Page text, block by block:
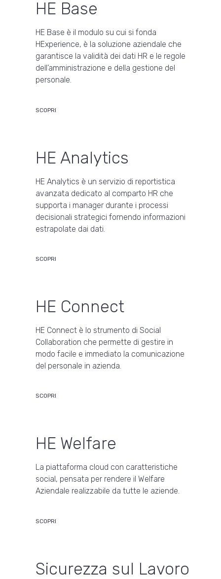
HE Base
HE Base è il modulo su cui si fonda
HExperience, è la soluzione aziendale che
garantisce la validità dei dati HR e le regole
dell’amministrazione e della gestione del
personale.
SCOPRI
HE Analytics
HE Analytics è un servizio di reportistica
avanzata dedicato al comparto HR che
supporta i manager durante i processi
decisionali strategici fornendo informazioni
estrapolate dai dati.
SCOPRI
HE Connect
HE Connect è lo strumento di Social
Collaboration che permette di gestire in
modo facile e immediato la comunicazione
del personale in azienda.
SCOPRI
HE Welfare
La piattaforma cloud con caratteristiche
social, pensata per rendere il Welfare
Aziendale realizzabile da tutte le aziende.
SCOPRI
Sicurezza sul Lavoro